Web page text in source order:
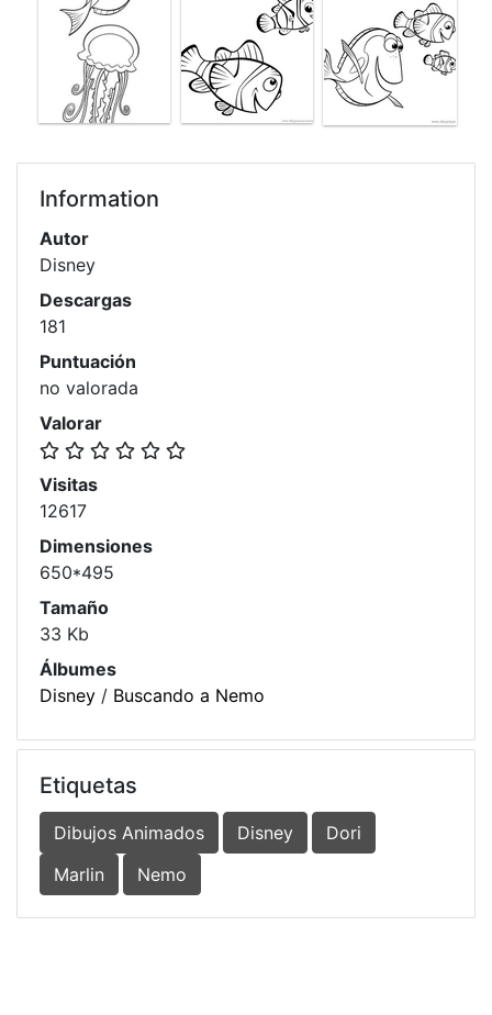
Information
Autor
Disney
Descargas
181
Puntuación
no valorada
Valorar
Visitas
12617
Dimensiones
650*495
Tamaño
33 Kb
Álbumes
Disney / Buscando a Nemo
Etiquetas
Dibujos Animados Disney
Dori
Marlin
Nemo